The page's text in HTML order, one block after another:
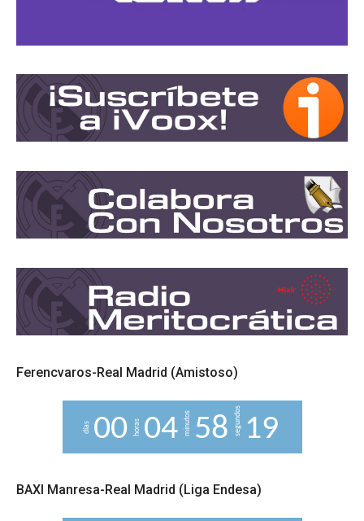
Ferencvaros-Real Madrid (Amistoso)
días 00 horas 04 minutos 58 segundos 18
9
BAXI Manresa-Real Madrid (Liga Endesa)